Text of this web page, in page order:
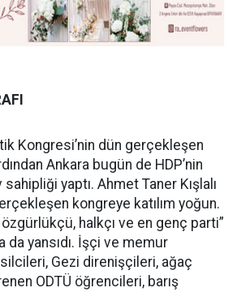
Kongresi’nin dün gerçekleşen
Ankara bugün de HDP’nin
yaptı. Ahmet Taner Kışlalı
kongreye katılım yoğun.
özgürlükçü, halkçı ve en genç parti”
da yansıdı. İşçi ve memur
Gezi direnişçileri, ağaç
ODTÜ öğrencileri, barış